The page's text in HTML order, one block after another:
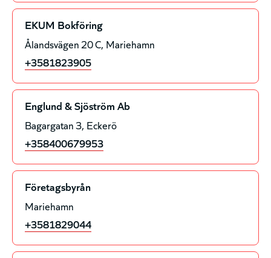
EKUM Bokföring
Ålandsvägen 20 C Mariehamn
+3581823905
Englund & Sjöström Ab
Bagargatan 3 Eckerö
+358400679953
Företagsbyrån
Mariehamn
+3581829044